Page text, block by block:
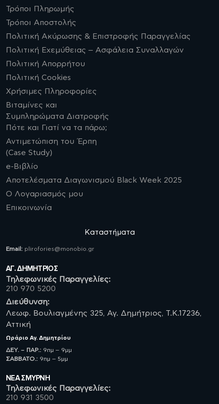
Τρόποι Πληρωμής
Τρόποι Αποστολής
Πολιτική Ακύρωσης & Επιστροφής Παραγγελίας
Πολιτική Εχεμύθειας – Ασφάλεια Συναλλαγών
Πολιτική Απορρήτου
Πολιτική Cookies
Χρήσιμες Πληροφορίες
Βιταμίνες και
Συμπληρώματα Διατροφής
Πότε και Γιατί να τα πάρω;
Αντιμετώπιση του Έρπη
(Case Study)
e-Βιβλίο
Αποτελέσματα Διαγωνισμού Black Week 2025
Ο Λογαριασμός μου
Επικοινωνία
Καταστήματα
Email: plirofories@monobio.gr
ΑΓ. ΔΗΜΗΤΡΙΟΣ
Τηλεφωνικές Παραγγελίες:
210 970 5200
Διεύθυνση:
Λεωφ. Βουλιαγμένης 325, Αγ. Δημήτριος, Τ.Κ.17236,
Αττική
Ωράριο Αγ. Δημητρίου
ΔΕΥ. – ΠΑΡ.: 9πμ – 9μμ
ΣΑΒBATO.: 9πμ – 5μμ
ΝΈΑ ΣΜΥΡΝΗ
Τηλεφωνικές Παραγγελίες:
210 931 3500